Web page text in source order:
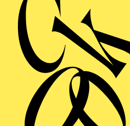
PHILHARMONIE ESSEN
Freitag
04.09.2026
20:00 - 23:00